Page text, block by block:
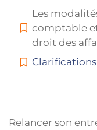
Les
comptable
droit des
Clarifications
Relancer son